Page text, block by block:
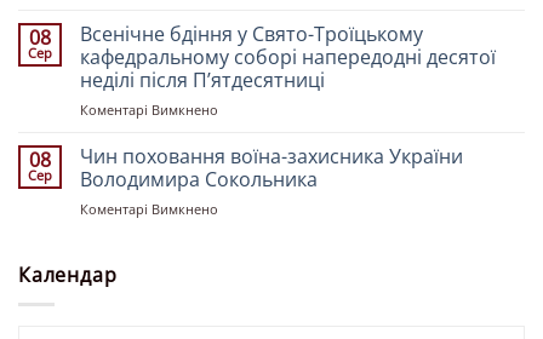
Івано-
Франківський
і
Галицький
Божественну
у
08
Сер
Всенічне бдіння у Свято-Троїцькому
кафедральному соборі напередодні десятої
неділі після Пʼятдесятниці
Коментарі Вимкнено
бдіння
у
Свято-
08
Сер
Чин поховання воїна-захисника України
Володимира Сокольника
Коментарі Вимкнено
Календар